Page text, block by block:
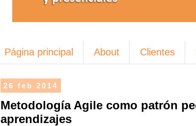
Página principal About Clientes
26 feb 2014
Metodología Agile como patrón
aprendizajes